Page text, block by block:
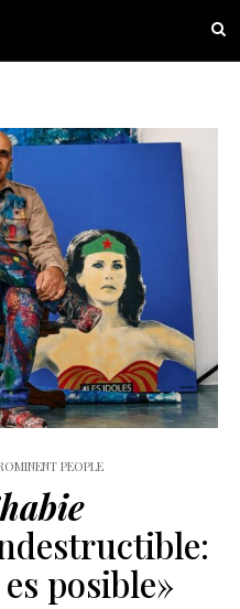
PEOPLE
posible»